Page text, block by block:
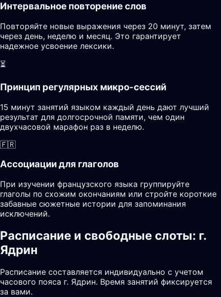
Интервальное повторение слов
Повторяйте новые выражения через 20 минут, затем
через день, неделю и месяц. Это гарантирует
надежное усвоение лексики.
⏳
Принцип регулярных микро-сессий
15 минут занятий языком каждый день дают лучший
результат для долгосрочной памяти, чем один
двухчасовой марафон раз в неделю.
🇫🇷
Ассоциации для глаголов
При изучении французского языка группируйте
глаголы по схожим окончаниям или стройте короткие
забавные сюжетные истории для запоминания
исключений.
Расписание и свободные слоты: г.
Ядрин
Расписание составляется индивидуально с учетом
часового пояса г. Ядрин. Время занятий фиксируется
за вами.